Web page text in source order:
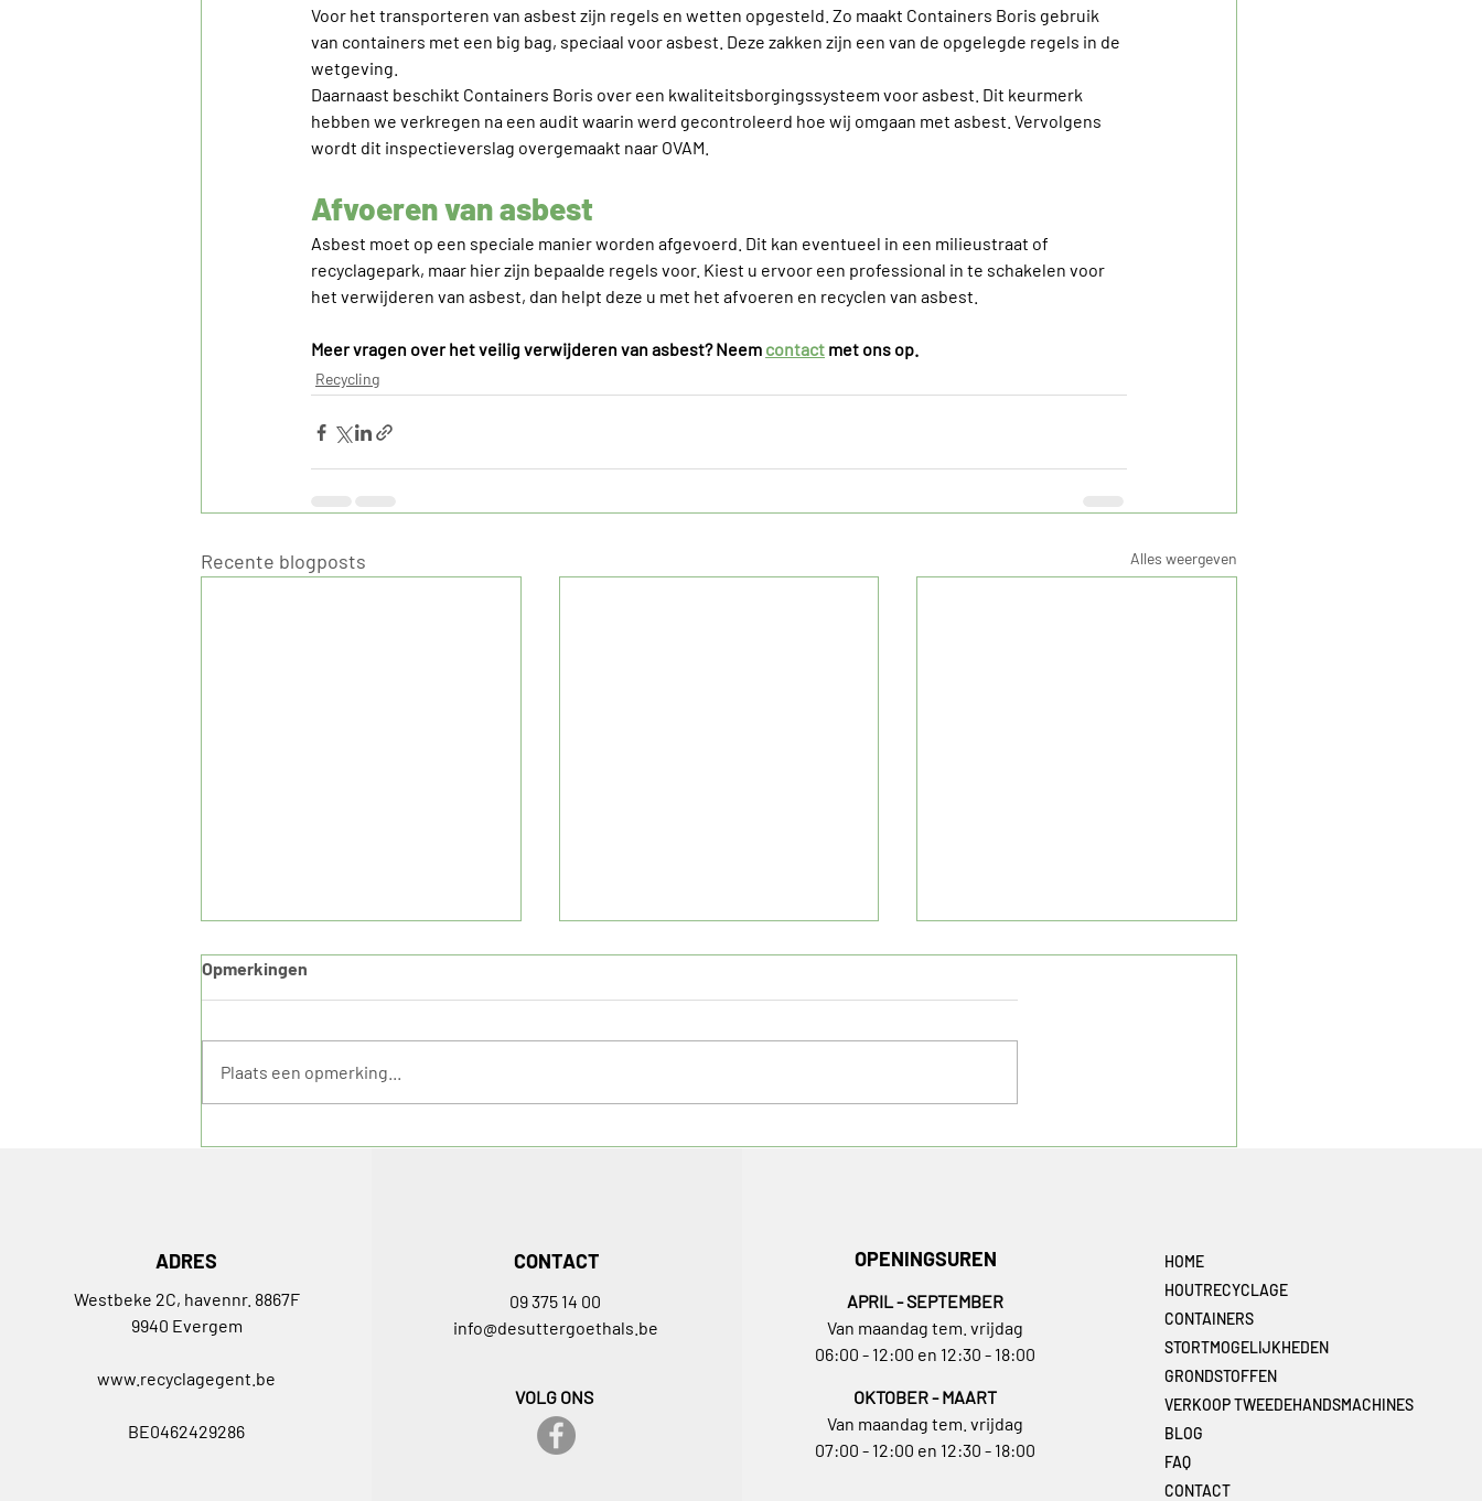
Voor het transporteren van asbest zijn regels en wetten opgesteld. Zo maakt Containers Boris gebruik
van containers met een big bag, speciaal voor asbest. Deze zakken zijn een van de opgelegde regels in de
wetgeving.
Daarnaast beschikt Containers Boris over een kwaliteitsborgingssysteem voor asbest. Dit keurmerk
hebben we verkregen na een audit waarin werd gecontroleerd hoe wij omgaan met asbest. Vervolgens
wordt dit inspectieverslag overgemaakt naar OVAM.
Afvoeren van asbest
Asbest moet op een speciale manier worden afgevoerd. Dit kan eventueel in een milieustraat of
recyclagepark, maar hier zijn bepaalde regels voor. Kiest u ervoor een professional in te schakelen voor
het verwijderen van asbest, dan helpt deze u met het afvoeren en recyclen van asbest.
Meer vragen over het veilig verwijderen van asbest? Neem contact met ons op.
Recycling
Recente blogposts Alles weergeven
Opmerkingen
Plaats een opmerking...
ADRES
Westbeke 2C, havennr. 8867F
9940 Evergem
www.recyclagegent.be
BE0462429286
CONTACT
09 375 14 00
info@desuttergoethals.be
VOLG ONS
OPENINGSUREN
APRIL - SEPTEMBER
Van maandag tem. vrijdag
06:00 - 12:00 en 12:30 - 18:00
OKTOBER - MAART
Van maandag tem. vrijdag
07:00 - 12:00 en 12:30 - 18:00
HOME
HOUTRECYCLAGE
CONTAINERS
STORTMOGELIJKHEDEN
GRONDSTOFFEN
VERKOOP TWEEDEHANDSMACHINES
BLOG
FAQ
CONTACT